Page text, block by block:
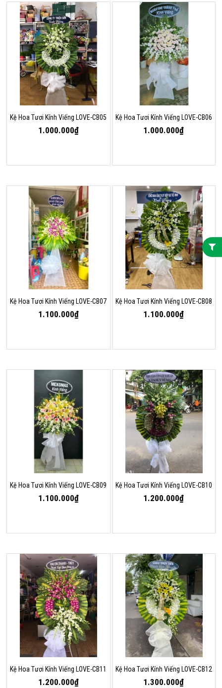
Kệ Hoa Tươi Kính Viếng LOVE-CB05
1.000.000₫
Kệ Hoa Tươi Kính Viếng LOVE-CB06
1.000.000₫
Kệ Hoa Tươi Kính Viếng LOVE-CB07
1.100.000₫
Kệ Hoa Tươi Kính Viếng LOVE-CB08
1.100.000₫
Kệ Hoa Tươi Kính Viếng LOVE-CB09
1.100.000₫
Kệ Hoa Tươi Kính Viếng LOVE-CB10
1.200.000₫
Kệ Hoa Tươi Kính Viếng LOVE-CB11
1.200.000₫
Kệ Hoa Tươi Kính Viếng LOVE-CB12
1.300.000₫